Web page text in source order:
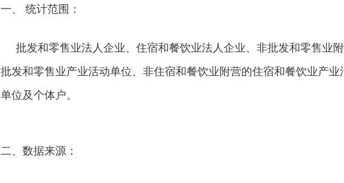
一、 统计范围：
批发和零售业法人企业、住宿和餐饮业法人企业、非批发和零售业
批发和零售业产业活动单位、非住宿和餐饮业附营的住宿和餐饮业产业
单位及个体户。
二、数据来源：